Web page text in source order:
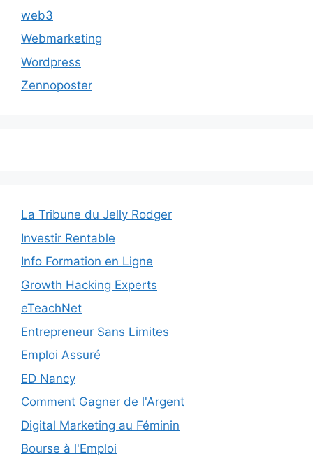
web3
Webmarketing
Wordpress
Zennoposter
La Tribune du Jelly Rodger
Investir Rentable
Info Formation en Ligne
Growth Hacking Experts
eTeachNet
Entrepreneur Sans Limites
Emploi Assuré
ED Nancy
Comment Gagner de l'Argent
Digital Marketing au Féminin
Bourse à l'Emploi